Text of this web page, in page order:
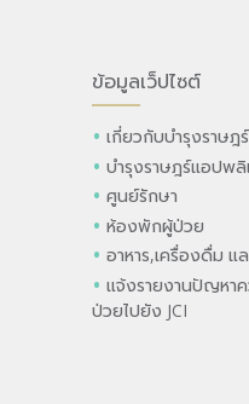
ข้อมูลเว็ปไซต์
เกี่ยวกับบำรุงราษฎร์
บำรุงราษฎร์แอปพลิ
ศูนย์รักษา
ห้องพักผู้ป่วย
อาหาร,เครื่องดื่ม แล
แจ้งรายงานปัญหา
ป่วยไปยัง JCI